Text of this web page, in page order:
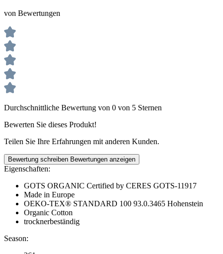
von Bewertungen
Durchschnittliche Bewertung von 0 von 5 Sternen
Bewerten Sie dieses Produkt!
Teilen Sie Ihre Erfahrungen mit anderen Kunden.
Bewertung schreiben Bewertungen anzeigen
Eigenschaften:
GOTS ORGANIC Certified by CERES GOTS-11917
Made in Europe
OEKO-TEX® STANDARD 100 93.0.3465 Hohenstein
Organic Cotton
trocknerbeständig
Season: